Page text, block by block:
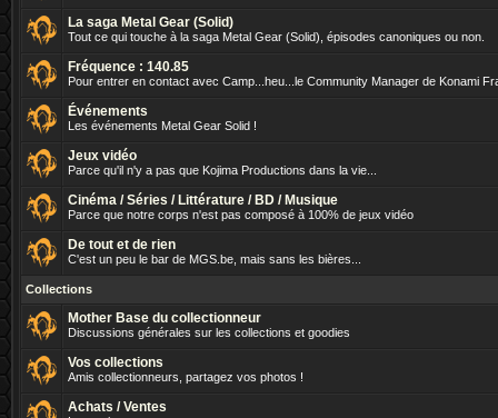
La saga Metal Gear (Solid)
Tout ce qui touche à la saga Metal Gear (Solid), épisodes canoniques ou non.
Fréquence : 140.85
Pour entrer en contact avec Camp...heu...le Community Manager de Konami
Événements
Les événements Metal Gear Solid !
Jeux vidéo
Parce qu'il n'y a pas que Kojima Productions dans la vie...
Cinéma / Séries / Littérature / BD / Musique
Parce que notre corps n'est pas composé à 100% de jeux vidéo
De tout et de rien
C'est un peu le bar de MGS.be, mais sans les bières...
Collections
Mother Base du collectionneur
Discussions générales sur les collections et goodies
Vos collections
Amis collectionneurs, partagez vos photos !
Achats / Ventes